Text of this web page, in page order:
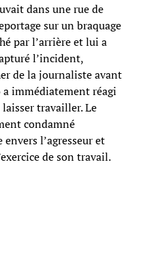
dans une rue de
sur un braquage
par l’arrière et lui a
l’incident,
de la journaliste avant
a immédiatement réagi
travailler. Le
condamné
l’agresseur et
de son travail.